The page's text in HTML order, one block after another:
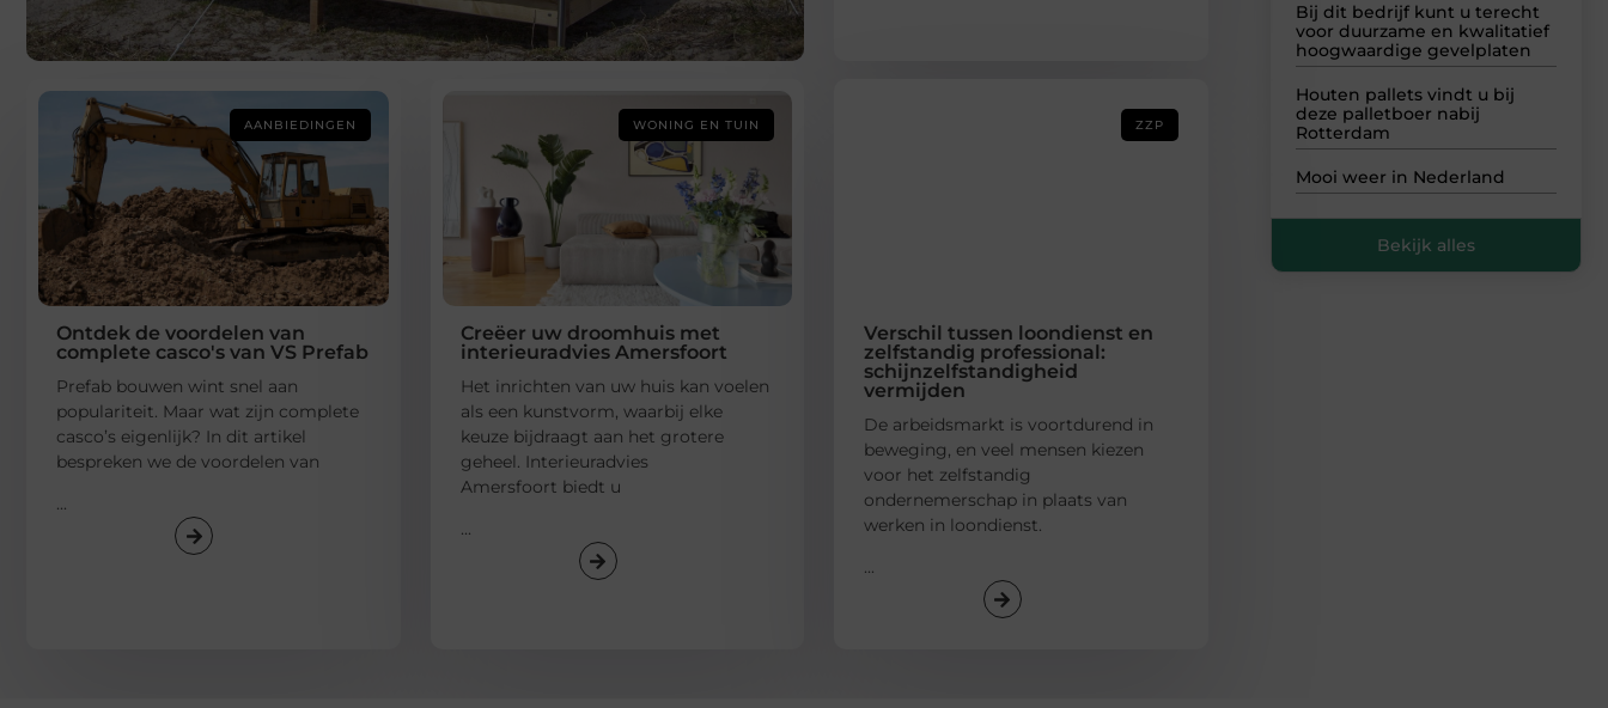
Bij dit bedrijf kunt u terecht
voor duurzame en kwalitatief
hoogwaardige gevelplaten
Houten pallets vindt u bij
deze palletboer nabij
Rotterdam
Mooi weer in Nederland
Bekijk alles
AANBIEDINGEN
Ontdek de voordelen van
complete casco's van VS Prefab
Prefab bouwen wint snel aan
populariteit. Maar wat zijn complete
casco’s eigenlijk? In dit artikel
bespreken we de voordelen van
...
WONING EN TUIN
Creëer uw droomhuis met
interieuradvies Amersfoort
Het inrichten van uw huis kan voelen
als een kunstvorm, waarbij elke
keuze bijdraagt aan het grotere
geheel. Interieuradvies
Amersfoort biedt u
...
ZZP
Verschil tussen loondienst en
zelfstandig professional:
schijnzelfstandigheid
vermijden
De arbeidsmarkt is voortdurend in
beweging, en veel mensen kiezen
voor het zelfstandig
ondernemerschap in plaats van
werken in loondienst.
...